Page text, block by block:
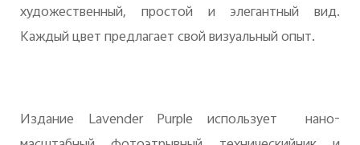
художественный, простой и элегантный вид.
Каждый цвет предлагает свой визуальный опыт.
Издание Lavender Purple использует нано-